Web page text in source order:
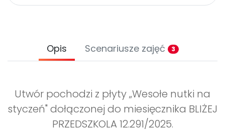
Opis Scenariusze zajęć 3
Utwór pochodzi z płyty „Wesołe nutki na
styczeń" dołączonej do miesięcznika BLIŻEJ
PRZEDSZKOLA 12.291/2025.